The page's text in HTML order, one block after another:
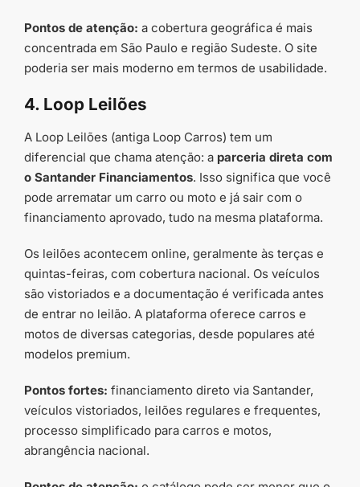
Pontos de atenção: a cobertura geográfica é mais
concentrada em São Paulo e região Sudeste. O site
poderia ser mais moderno em termos de usabilidade.
4. Loop Leilões
A Loop Leilões (antiga Loop Carros) tem um
diferencial que chama atenção: a parceria direta com
o Santander Financiamentos. Isso significa que você
pode arrematar um carro ou moto e já sair com o
financiamento aprovado, tudo na mesma plataforma.
Os leilões acontecem online, geralmente às terças e
quintas-feiras, com cobertura nacional. Os veículos
são vistoriados e a documentação é verificada antes
de entrar no leilão. A plataforma oferece carros e
motos de diversas categorias, desde populares até
modelos premium.
Pontos fortes: financiamento direto via Santander,
veículos vistoriados, leilões regulares e frequentes,
processo simplificado para carros e motos,
abrangência nacional.